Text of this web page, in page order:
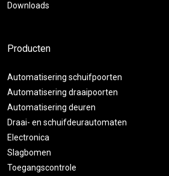
Downloads
Producten
Automatisering schuifpoorten
Automatisering draaipoorten
Automatisering deuren
Draai- en schuifdeurautomaten
Electronica
Slagbomen
Toegangscontrole